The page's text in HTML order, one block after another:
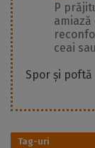
P
ceai
Spor și poftă
Tag-uri